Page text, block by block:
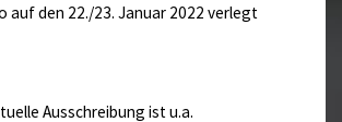
auf den 22./23. Januar 2022 verlegt
Ausschreibung ist u.a.